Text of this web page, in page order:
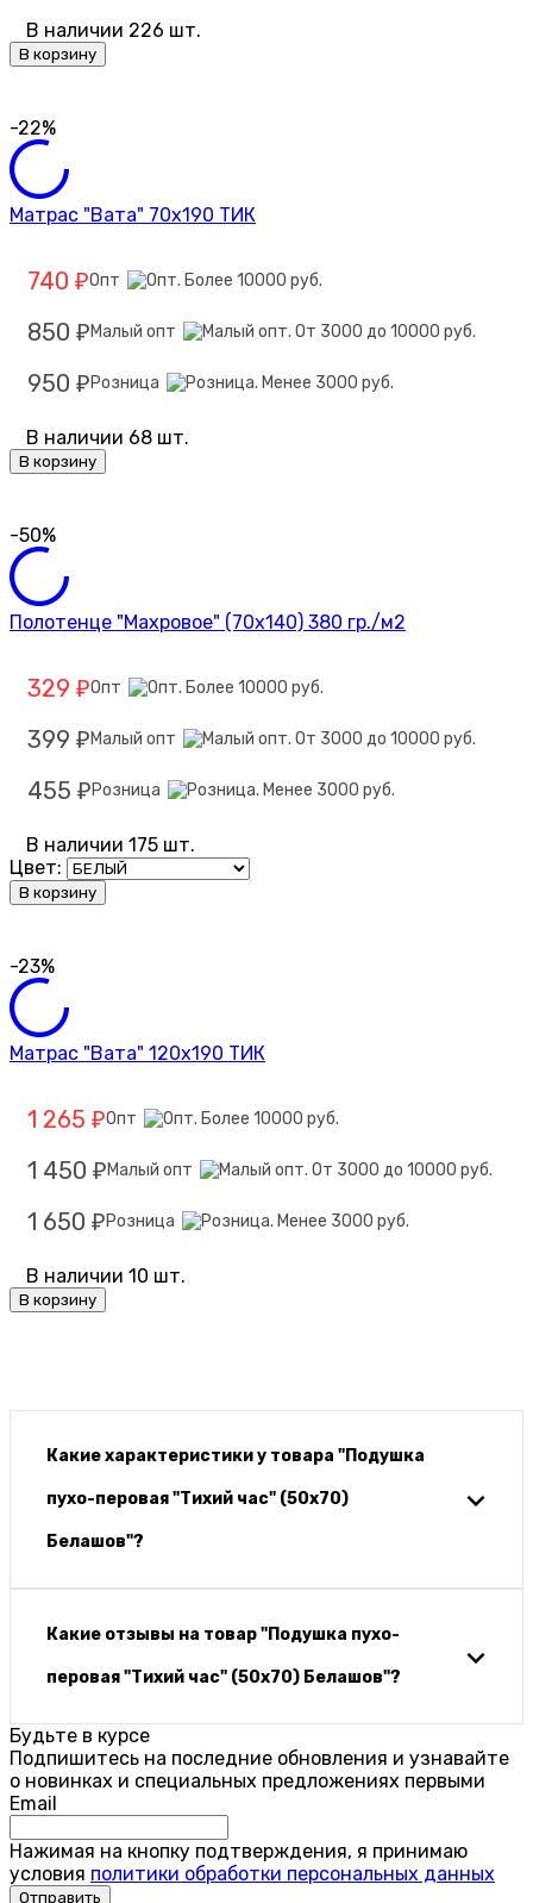
В наличии 226 шт.
В корзину
-22%
Матрас "Вата" 70х190 ТИК
740 ₽Опт
850 ₽ Малый опт
950 ₽ Розница
В наличии 68 шт.
В корзину
-50%
Полотенце "Махровое" (70х140) 380 гр./м2
329 ₽Опт
399 ₽ Малый опт
455 ₽ Розница
В наличии 175 шт.
Цвет:
В корзину
-23%
Матрас "Вата" 120х190 ТИК
1 265 ₽Опт
1 450 ₽ Малый опт
1 650 ₽ Розница
В наличии 10 шт.
В корзину
Какие характеристики у товара "Подушка
пухо-перовая "Тихий час" (50х70)
Белашов"?
Какие отзывы на товар "Подушка пухо-
перовая "Тихий час" (50х70) Белашов"?
Будьте в курсе
Подпишитесь на последние обновления и узнавайте
о новинках и специальных предложениях первыми
Email
Нажимая на кнопку подтверждения, я принимаю
условия политики обработки персональных данных